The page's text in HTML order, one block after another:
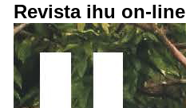
Revista ihu on-line